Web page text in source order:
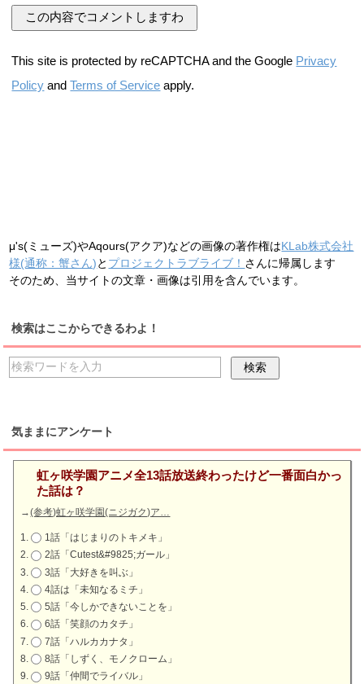
This site is protected by reCAPTCHA and the Google Privacy
Policy andTerms of Service apply.
μ's(ミューズ)やAqours(アクア)などの画像の著作権はKLab株式会社
様(通称：蟹さん)と プロジェクトラブライブ！ さんに帰属します
そのため、当サイトの文章・画像は引用を含んでいます。
検索はここからできるわよ！
気ままにアンケート
虹ヶ咲学園アニメ全13話放送終わったけど一番面白かっ
た話は？
→(参考)虹ヶ咲学園(ニジガク)ア…
1話「はじまりのトキメキ」
2話「Cutest&#9825;ガール」
3話「大好きを叫ぶ」
4話は「未知なるミチ」
5話「今しかできないことを」
6話「笑顔のカタチ」
7話「ハルカカナタ」
8話「しずく、モノクローム」
9話「仲間でライバル」